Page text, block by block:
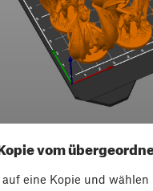
vom
eine Kopie und